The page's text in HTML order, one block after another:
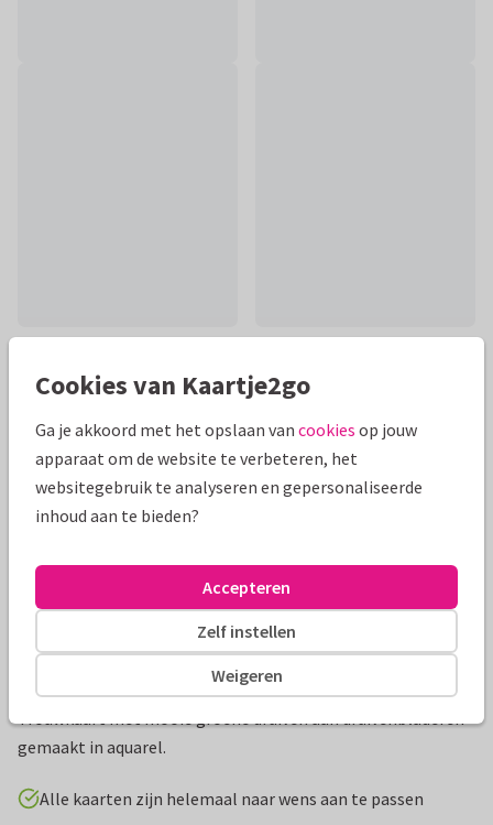
Mooie extra's bij je kaart
Trouwkaart met mooie groene druiven aan druivenbladeren
gemaakt in aquarel.
Alle kaarten zijn helemaal naar wens aan te passen
Cookies van Kaartje2go
Ga je akkoord met het opslaan van cookies op jouw
apparaat om de website te verbeteren, het
websitegebruik te analyseren en gepersonaliseerde
inhoud aan te bieden?
Weigeren
Zelf instellen
Accepteren